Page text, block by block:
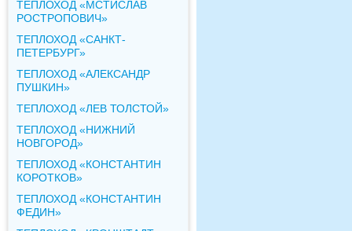
ТЕПЛОХОД «МСТИСЛАВ
РОСТРОПОВИЧ»
ТЕПЛОХОД «САНКТ-
ПЕТЕРБУРГ»
ТЕПЛОХОД «АЛЕКСАНДР
ПУШКИН»
ТЕПЛОХОД «ЛЕВ ТОЛСТОЙ»
ТЕПЛОХОД «НИЖНИЙ
НОВГОРОД»
ТЕПЛОХОД «КОНСТАНТИН
КОРОТКОВ»
ТЕПЛОХОД «КОНСТАНТИН
ФЕДИН»